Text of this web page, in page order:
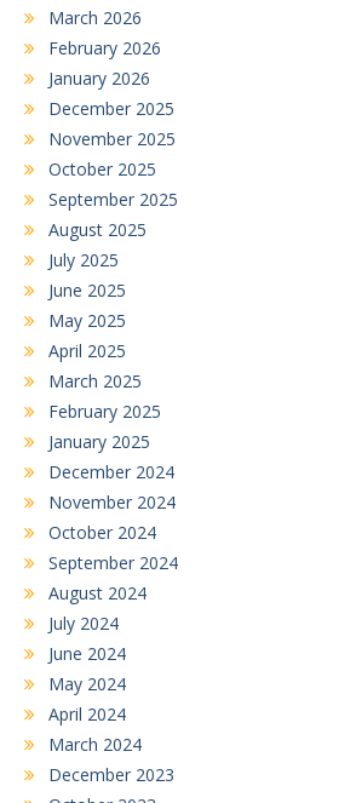
March 2026
February 2026
January 2026
December 2025
November 2025
October 2025
September 2025
August 2025
July 2025
June 2025
May 2025
April 2025
March 2025
February 2025
January 2025
December 2024
November 2024
October 2024
September 2024
August 2024
July 2024
June 2024
May 2024
April 2024
March 2024
December 2023